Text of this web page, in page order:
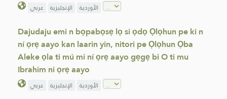
عربي الإنجليزية الأوردية
Dajudaju emi n bọpabọsẹ lọ si ọdọ Ọlọhun pe ki n
ní ọrẹ aayo kan laarin yin, nitori pe Ọlọhun Ọba
Aleke ọla ti mú mi ní ọrẹ aayo gẹgẹ bi O ti mu
Ibrahim ni ọrẹ aayo
عربي الإنجليزية الأوردية